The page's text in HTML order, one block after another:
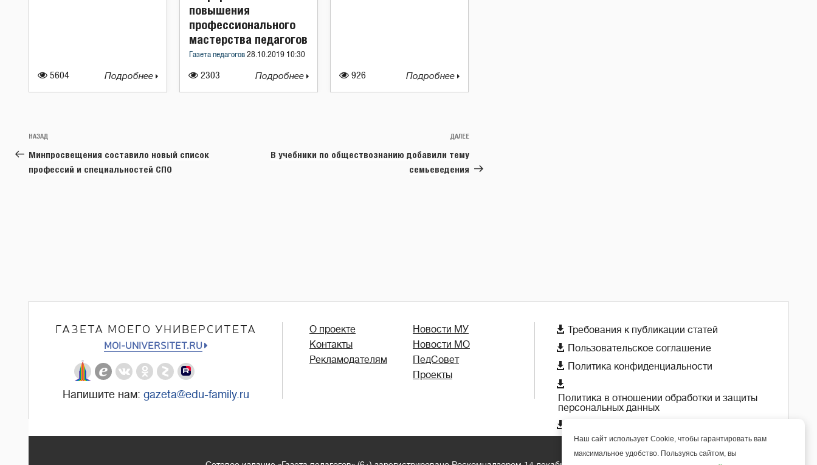
5604 Подробнее 2303
повышения
профессионального
мастерства педагогов
Газета педагогов 28.10.2019 10:30
Подробнее 926 Подробнее
Навигация
по
записям
Предыдущая
запись:
НАЗАД
Минпросвещения составило новый список
профессий и специальностей СПО
Следующая
запись
ДАЛЕЕ
В учебники по обществознанию добавили тему
семьеведения
ГАЗЕТА МОЕГО УНИВЕРСИТЕТА
MOI-UNIVERSITET.RU
Напишите нам: gazeta@edu-family.ru
О проекте
Контакты
Рекламодателям
Новости МУ
Новости МО
ПедСовет
Проекты
 Требования к публикации статей
 Пользовательское соглашение
 Политика конфиденциальности

Политика в отношении обработки и защиты
персональных данных

Наш сайт использует Cookie, чтобы гарантировать вам
максимальное удобство. Пользуясь сайтом, вы